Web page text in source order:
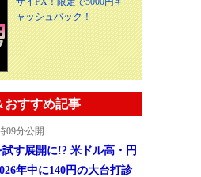
ャッシュバック！
おすすめ記事
09分公開
す展開に!? 米ドル高・円
年中に140円の大台打診